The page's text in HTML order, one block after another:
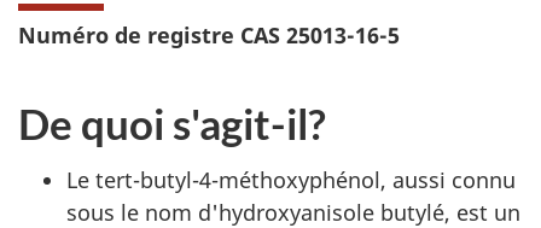
Numéro de registre CAS 25013-16-5
De quoi s'agit-il?
Le tert-butyl-4-méthoxyphénol, aussi connu
sous le nom d'hydroxyanisole butylé, est un